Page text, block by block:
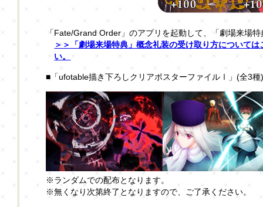
「Fate/Grand Order」のアプリを起動して、「劇場来場
＞＞「劇場来場特典」概念礼装の受け取り方について
い。
■「ufotable描き下ろしクリアポスターファイルⅠ」(全3種)
※ランダムでの配布となります。
※無くなり次第終了となりますので、ご了承ください。